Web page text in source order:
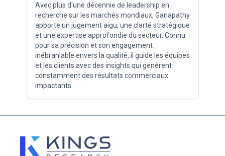
Avec plus d'une décennie de leadership en
recherche sur les marchés mondiaux, Ganapathy
apporte un jugement aigu, une clarté stratégique
et une expertise approfondie du secteur. Connu
pour sa précision et son engagement
inébranlable envers la qualité, il guide les équipes
et les clients avec des insights qui génèrent
constamment des résultats commerciaux
impactants.